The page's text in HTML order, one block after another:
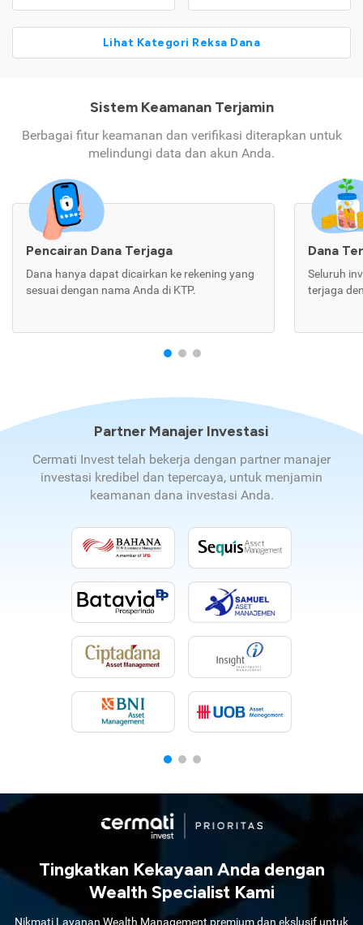
Lihat Kategori Reksa Dana
Sistem Keamanan Terjamin
Berbagai fitur keamanan dan verifikasi diterapkan untuk
melindungi data dan akun Anda.
Pencairan Dana Terjaga
Dana hanya dapat dicairkan ke rekening yang
sesuai dengan nama Anda di KTP.
Dana
Seluruh
terjaga
Partner Manajer Investasi
Cermati Invest telah bekerja dengan partner manajer
investasi kredibel dan tepercaya, untuk menjamin
keamanan dana investasi Anda.
Tingkatkan Kekayaan Anda dengan
Wealth Specialist Kami
Nikmati Layanan Wealth Management premium dan ekslusif untuk